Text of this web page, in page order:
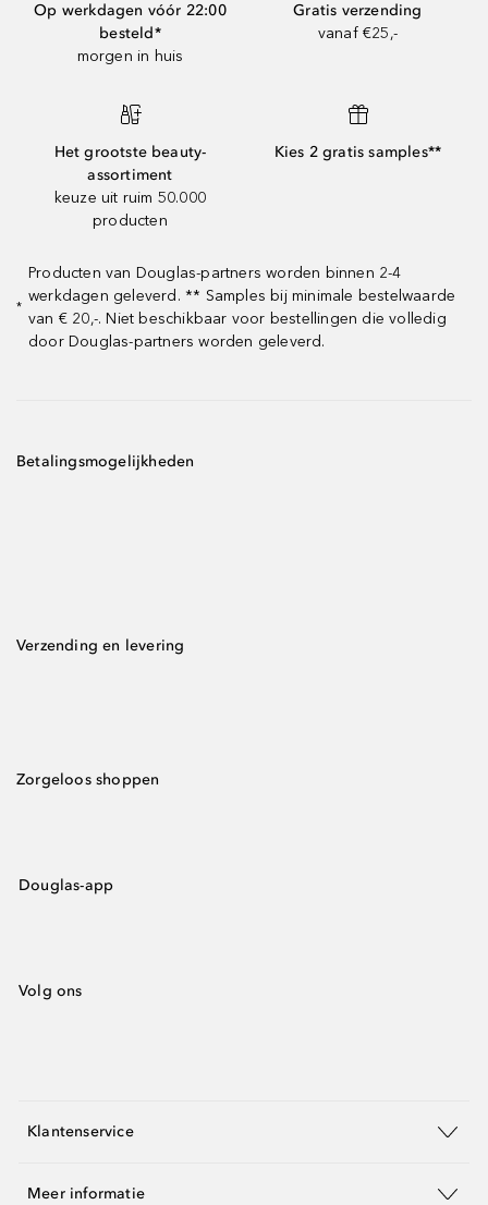
Op werkdagen vóór 22:00
besteld*
morgen in huis
Gratis verzending
vanaf €25,-
Het grootste beauty-
assortiment
keuze uit ruim 50.000
producten
Kies 2 gratis samples**
*
Producten van Douglas-partners worden binnen 2-4
werkdagen geleverd. ** Samples bij minimale bestelwaarde
van € 20,-. Niet beschikbaar voor bestellingen die volledig
door Douglas-partners worden geleverd.
Betalingsmogelijkheden
Verzending en levering
Zorgeloos shoppen
Douglas-app
Volg ons
Klantenservice
Meer informatie